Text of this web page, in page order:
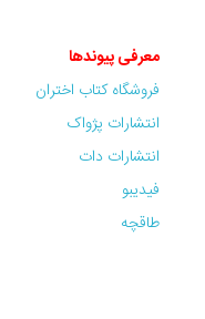
معرفی پیوندها
فروشگاه کتاب اختران
انتشارات پژواک
انتشارات دات
فیدیبو
طاقچه